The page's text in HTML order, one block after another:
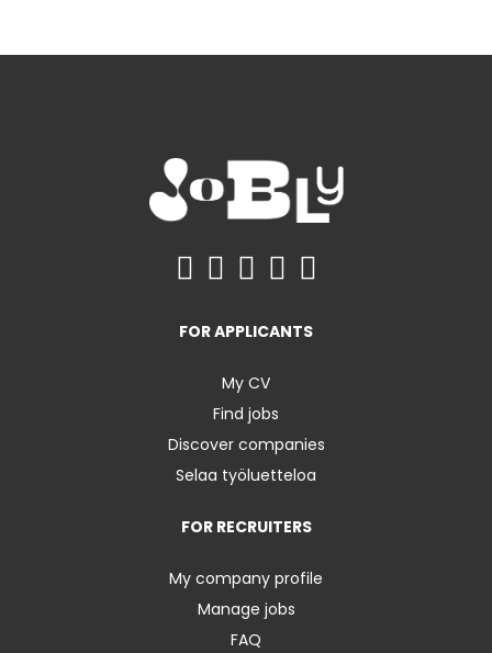
FOR APPLICANTS
My CV
Find jobs
Discover companies
Selaa työluetteloa
FOR RECRUITERS
My company profile
Manage jobs
FAQ